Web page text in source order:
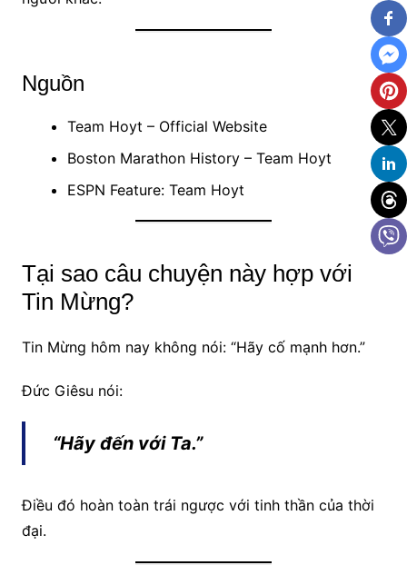
Nguồn
Team Hoyt – Official Website
Boston Marathon History – Team Hoyt
ESPN Feature: Team Hoyt
Tại sao câu chuyện này hợp với
Tin Mừng?
Tin Mừng hôm nay không nói: “Hãy cố mạnh hơn.”
Đức Giêsu nói:
“Hãy đến với Ta.”
Điều đó hoàn toàn trái ngược với tinh thần của thời
đại.